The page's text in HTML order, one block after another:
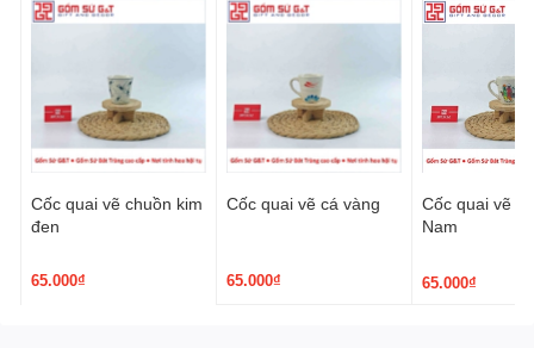
Cốc quai vẽ chuồn kim
đen
65.000₫
Cốc quai vẽ cá vàng
65.000₫
Cốc quai vẽ
Nam
65.000₫